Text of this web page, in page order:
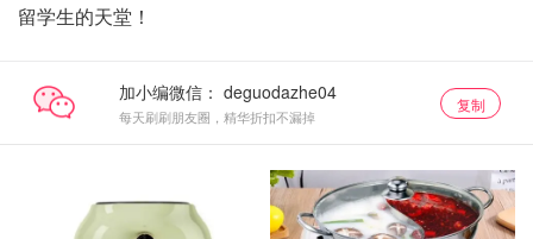
留学生的天堂！
加小编微信：
每天刷刷朋友圈，精华折扣不漏掉
复制